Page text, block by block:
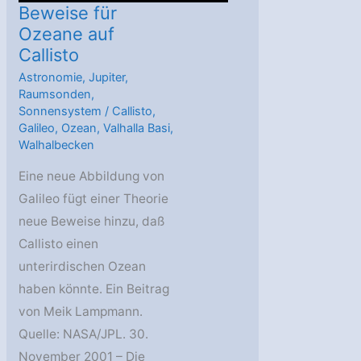
Beweise für
Ozeane auf
Callisto
Astronomie,Jupiter,
Raumsonden,
Sonnensystem / Callisto,
Galileo, Ozean,Valhalla Basi,
Walhalbecken
Eine neue Abbildung von
Galileo fügt einer Theorie
neue Beweise hinzu, daß
Callisto einen
unterirdischen Ozean
haben könnte. Ein Beitrag
von Meik Lampmann.
Quelle: NASA/JPL. 30.
November 2001 – Die